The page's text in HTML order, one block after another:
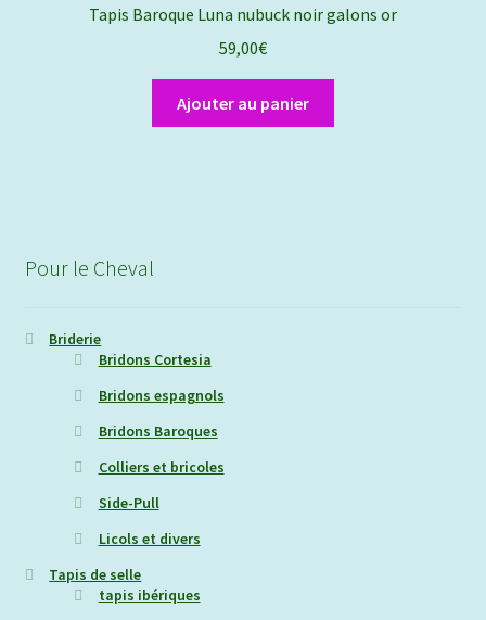
Tapis Baroque Luna nubuck noir galons or
59,00€
Ajouter au panier
Pour le Cheval
Briderie
Bridons Cortesia
Bridons espagnols
Bridons Baroques
Colliers et bricoles
Side-Pull
Licols et divers
Tapis de selle
tapis ibériques